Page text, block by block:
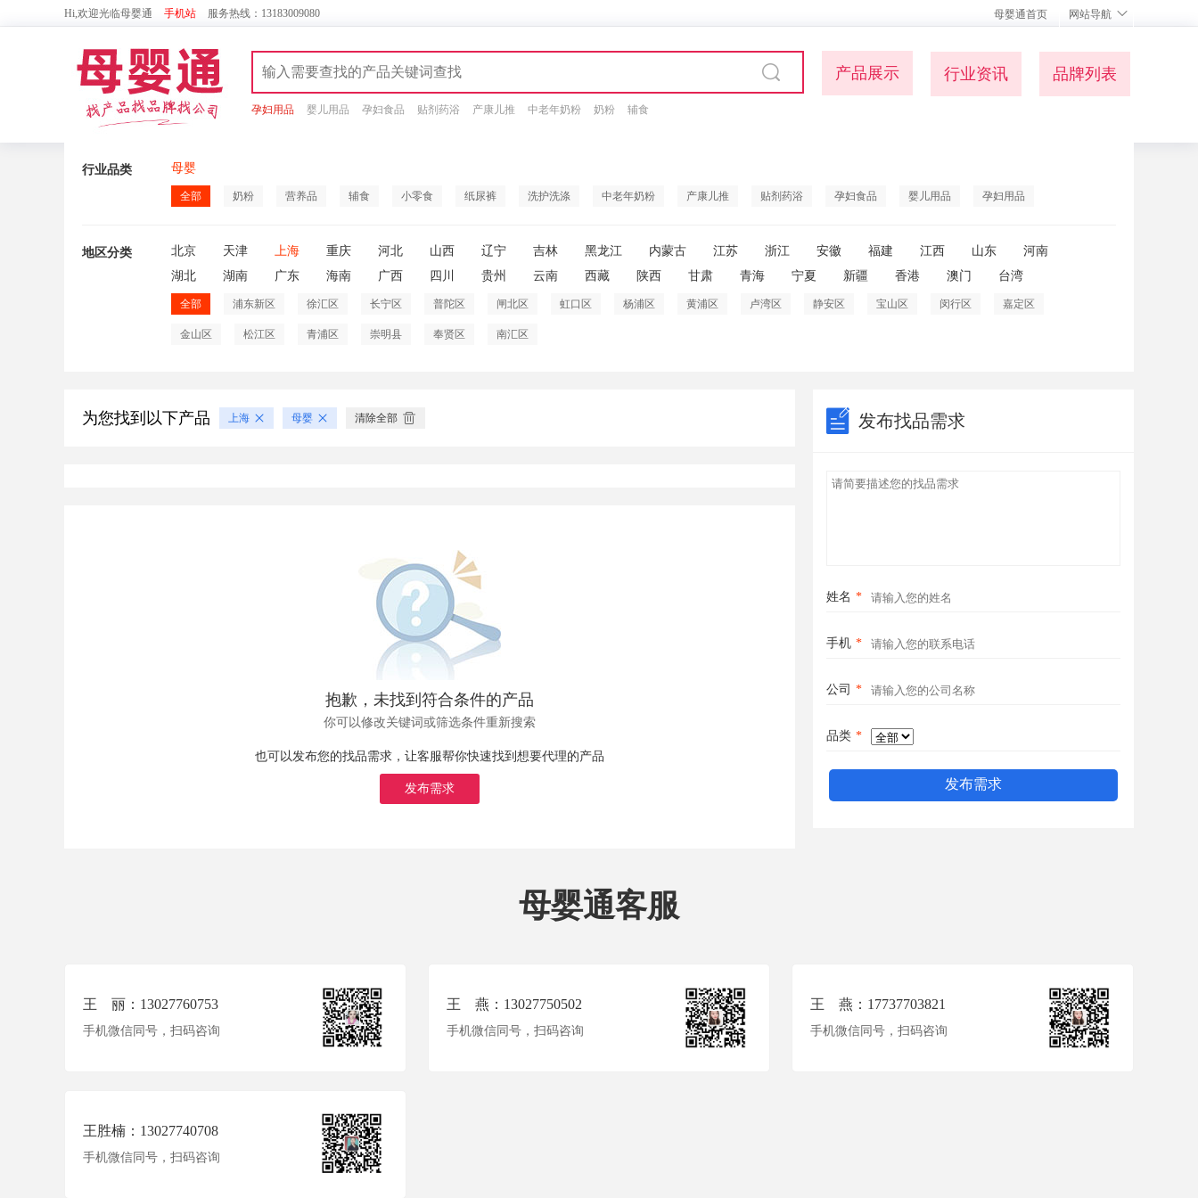
Hi,欢迎光临母婴通 手机站 服务热线：13183009080 母婴通首页 网站导航
孕妇用品 婴儿用品 孕妇食品 贴剂药浴 产康儿推 中老年奶粉 奶粉 辅食
产品展示 行业资讯 品牌列表
行业品类 母婴
全部 奶粉 营养品 辅食 小零食 纸尿裤 洗护洗涤 中老年奶粉 产康儿推 贴剂药浴 孕妇食品 婴儿用品 孕妇用品
地区分类 北京 天津 上海 重庆 河北 山西 辽宁 吉林 黑龙江 内蒙古 江苏 浙江 安徽 福建 江西 山东
河南
湖北
湖南 广东 海南 广西 四川 贵州 云南 西藏 陕西 甘肃 青海 宁夏 新疆 香港 澳门 台湾
全部 浦东新区 徐汇区 长宁区 普陀区 闸北区 虹口区 杨浦区 黄浦区 卢湾区 静安区 宝山区 闵行区 嘉定区
金山区 松江区 青浦区 崇明县 奉贤区 南汇区
为您找到以下产品 上海 母婴 清除全部
抱歉，未找到符合条件的产品
你可以修改关键词或筛选条件重新搜索
也可以发布您的找品需求，让客服帮你快速找到想要代理的产品
发布需求
发布找品需求
姓名 *
手机 *
公司 *
品类 *
母婴通客服
王 丽：13027760753
手机微信同号，扫码咨询
王 燕：13027750502
手机微信同号，扫码咨询
王 燕：17737703821
手机微信同号，扫码咨询
王胜楠：13027740708
手机微信同号，扫码咨询